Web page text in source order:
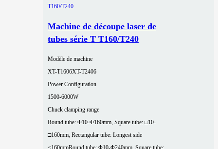
Machine de découpe laser de
tubes série T T160/T240
Modèle de machine
XT-T1606XT-T2406
Power Configuration
1500-6000W
Chuck clamping range
Round tube: Φ10-Φ160mm, Square tube: □10-
□160mm, Rectangular tube: Longest side